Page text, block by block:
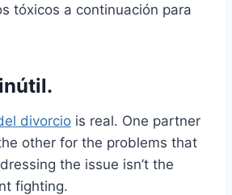
tóxicos a continuación para
divorcio is real. One partner
other for the problems that
the issue isn’t the
fighting.